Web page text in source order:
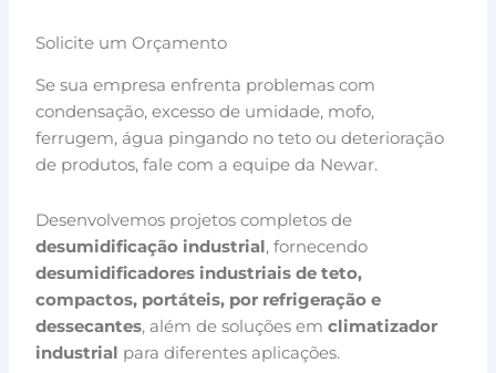
Solicite um Orçamento
Se sua empresa enfrenta problemas com
condensação, excesso de umidade, mofo,
ferrugem, água pingando no teto ou deterioração
de produtos, fale com a equipe da Newar.
Desenvolvemos projetos completos de
desumidificação industrial, fornecendo
desumidificadores industriais de teto,
compactos, portáteis, por refrigeração e
dessecantes, além de soluções emclimatizador
industrial para diferentes aplicações.